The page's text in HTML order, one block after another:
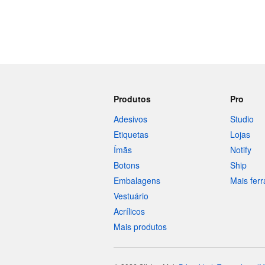
Produtos
Adesivos
Etiquetas
Ímãs
Botons
Embalagens
Vestuário
Acrílicos
Mais produtos
Pro
Studio
Lojas
Notify
Ship
Mais